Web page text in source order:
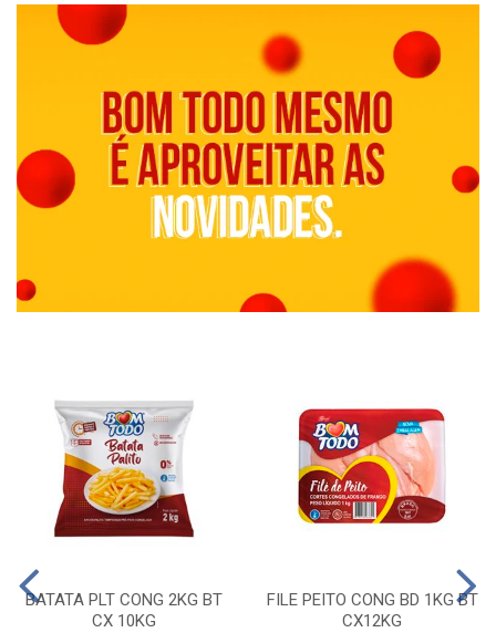
BATATA PLT CONG 2KG BT
CX 10KG
FILE PEITO CONG BD 1KG BT
CX12KG